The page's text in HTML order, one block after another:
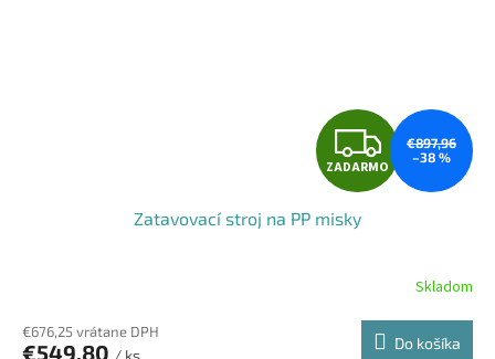
Z
A
R
ZADARMO
€897,96
–38 %
Zatavovací stroj na PP misky
Skladom
€676,25 vrátane DPH
€549,80 / ks
Do košíka